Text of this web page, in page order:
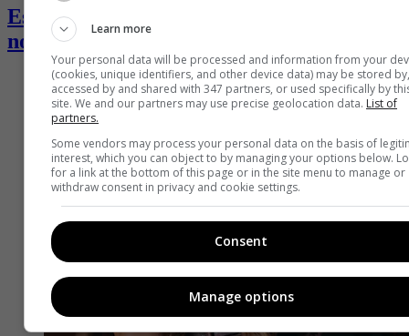
Estas son las series que lideran las
nominaciones a los Premios Emmy 2026
Learn more
Your personal data will be processed and information from your
(cookies, unique identifiers, and other device data) may be stored by,
accessed by and shared with 347 partners, or used specifically by
site. We and our partners may use precise geolocation data. List of
partners.
Some vendors may process your personal data on the basis of
interest, which you can object to by managing your options below.
for a link at the bottom of this page or in the site menu to manage or
withdraw consent in privacy and cookie settings.
Consent
Manage options